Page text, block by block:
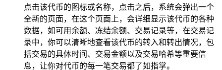
点击该代币的图标或名称，点击之后，系统会弹出一个
全新的页面，在这个页面上，会详细显示该代币的各种
数据，如可用余额、冻结余额、交易记录等，在交易记
录中，你可以清晰地查看该代币的转入和转出情况，包
括交易的具体时间、交易金额以及交易哈希等重要信
息，让你对代币的每一笔交易都了如指掌。